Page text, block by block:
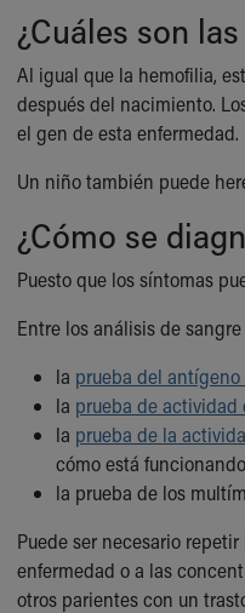
¿Cuáles son
Al igual que la hemofilia,
después del nacimiento.
el gen de esta enfermedad.
Un niño también puede
¿Cómo se
Puesto que los síntomas
Entre los análisis de
la prueba del
la prueba de actividad
la prueba de la
cómo está funcionando
la prueba de los
Puede ser necesario
enfermedad o a las
otros parientes con un